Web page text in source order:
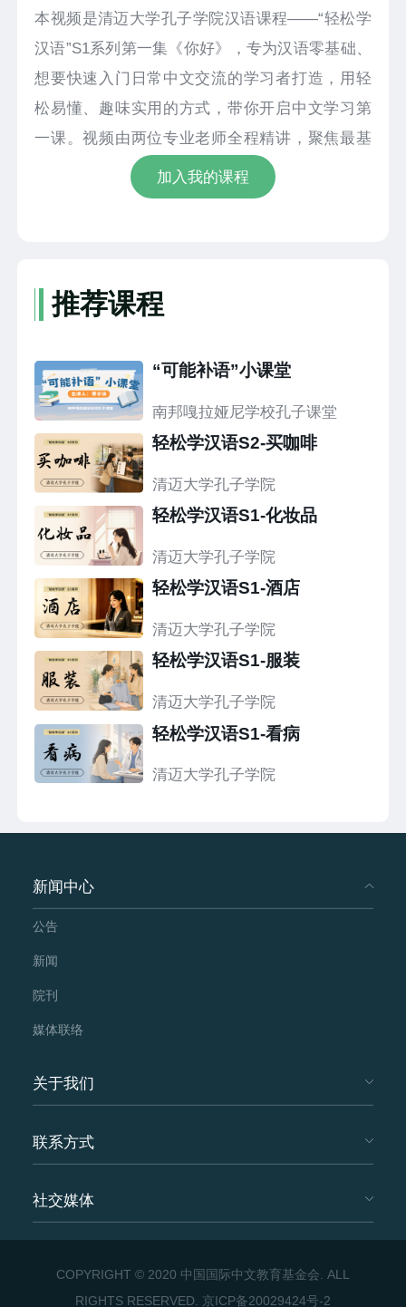
本视频是清迈大学孔子学院汉语课程——“轻松学
汉语”S1系列第一集《你好》，专为汉语零基础、
想要快速入门日常中文交流的学习者打造，用轻
松易懂、趣味实用的方式，带你开启中文学习第
一课。视频由两位专业老师全程精讲，聚焦最基
础、最常用的中文日常寒暄用语，核心讲解“你好”
“早上好”“晚上好”“再见”等高频交际表达，搭配标
原真实生活交际场景，通过生动情景对话示范用
法，让大家不仅学会读音、记住意思，更能掌握
无枯燥记忆，零基础友好、易学易记。不管是日
常交流、留学出行还是兴趣学习，都能快速掌握
实用中文寒暄技能。跟着清迈大学孔子学院，轻
松学中文，快乐开口说，快来一起学习吧！
加入我的课程
推荐课程
“可能补语”小课堂
南邦嘎拉娅尼学校孔子课堂
轻松学汉语S2-买咖啡
清迈大学孔子学院
轻松学汉语S1-化妆品
清迈大学孔子学院
轻松学汉语S1-酒店
清迈大学孔子学院
轻松学汉语S1-服装
清迈大学孔子学院
轻松学汉语S1-看病
清迈大学孔子学院
新闻中心
公告
新闻
院刊
媒体联络
关于我们
联系方式
社交媒体
COPYRIGHT © 2020 中国国际中文教育基金会. ALL
RIGHTS RESERVED. 京ICP备20029424号-2